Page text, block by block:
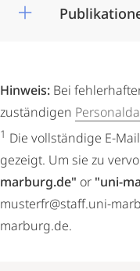
Hinweis: Bei
zuständigen
1 Die vollständige E-
gezeigt. Um sie zu
marburg.de" or "uni-
musterfr@staff.uni-
marburg.de.